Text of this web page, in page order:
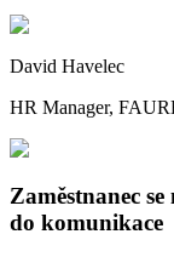
David Havelec
HR Manager,
Zaměstnanec
do komunikace